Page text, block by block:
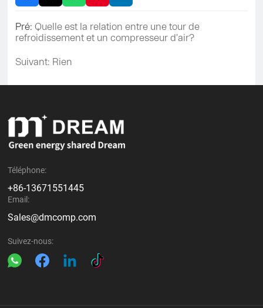
Pré: Quelle est la relation entre une tour de
refroidissement et un compresseur d'air?
Suivant: Rien
Téléphone:
+86-13671551445
Email:
Sales@dmcomp.com
Suivez-nous: